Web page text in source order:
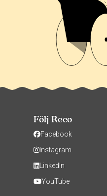
Följ Reco
Facebook
Instagram
LinkedIn
YouTube